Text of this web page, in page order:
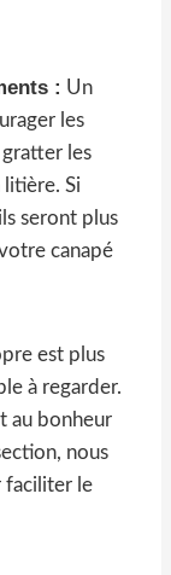
: Un
les
les
litière. Si
seront plus
canapé
est plus
à regarder.
au bonheur
nous
faciliter le